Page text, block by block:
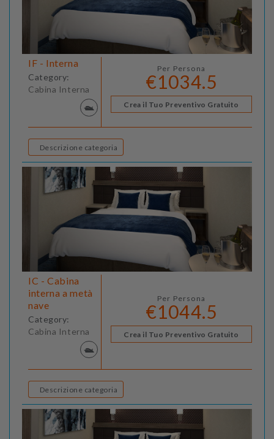
IF - Interna
Category:
Cabina Interna
Per Persona
€1034.5
Crea il Tuo Preventivo Gratuito
Descrizione categoria
IC - Cabina
interna a metà
nave
Category:
Cabina Interna
Per Persona
€1044.5
Crea il Tuo Preventivo Gratuito
Descrizione categoria